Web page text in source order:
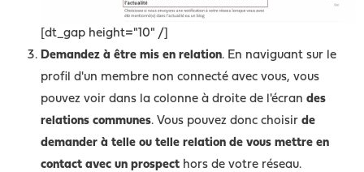
[dt_gap height="10" /]
Demandez à être mis en relation. En naviguant sur le
profil d'un membre non connecté avec vous, vous
pouvez voir dans la colonne à droite de l'écran des
relations communes. Vous pouvez donc choisir de
demander à telle ou telle relation de vous mettre en
contact avec un prospect hors de votre réseau.